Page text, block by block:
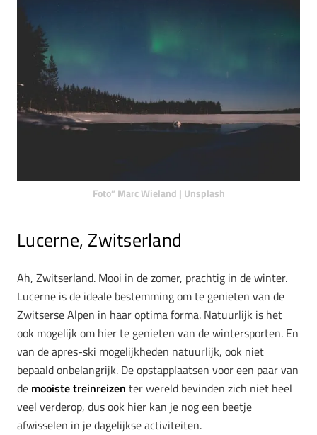
Foto” Marc Wieland | Unsplash
Lucerne, Zwitserland
Ah, Zwitserland. Mooi in de zomer, prachtig in de winter.
Lucerne is de ideale bestemming om te genieten van de
Zwitserse Alpen in haar optima forma. Natuurlijk is het
ook mogelijk om hier te genieten van de wintersporten. En
van de apres-ski mogelijkheden natuurlijk, ook niet
bepaald onbelangrijk. De opstapplaatsen voor een paar van
de mooiste treinreizen ter wereld bevinden zich niet heel
veel verderop, dus ook hier kan je nog een beetje
afwisselen in je dagelijkse activiteiten.